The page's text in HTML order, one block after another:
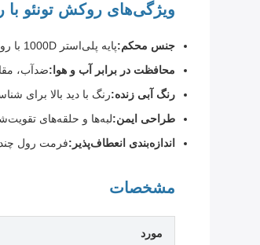
ویژگی‌های روکش تونئو
جنس محکم:پایه پلی‌استر 1000D با روکش پی‌وی‌سی 680GSM برای دوام سنگین.
محافظت در برابر آب و هوا:ضدآب،
رنگ آبی زنده:رنگ با دید بالا برای
طراحی ایمن:لبه‌ها و حلقه‌های
اندازه‌بندی انعطاف‌پذیر:فرمت رول
مشخصات
مورد